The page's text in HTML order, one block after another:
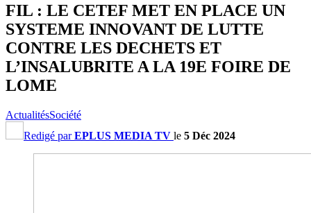
FIL : LE CETEF MET EN PLACE UN
SYSTEME INNOVANT DE LUTTE
CONTRE LES DECHETS ET
L’INSALUBRITE A LA 19E FOIRE DE
LOME
ActualitésSociété
Redigé parEPLUS MEDIA TV le 5 Déc 2024